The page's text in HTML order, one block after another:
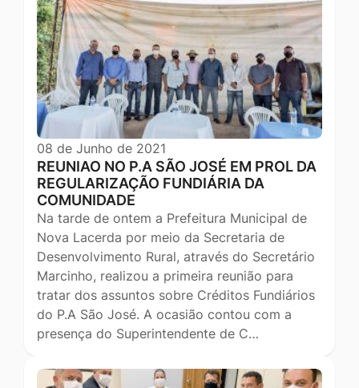
08 de Junho de 2021
REUNIAO NO P.A SÃO JOSÉ EM PROL DA
REGULARIZAÇÃO FUNDIÁRIA DA
COMUNIDADE
Na tarde de ontem a Prefeitura Municipal de
Nova Lacerda por meio da Secretaria de
Desenvolvimento Rural, através do Secretário
Marcinho, realizou a primeira reunião para
tratar dos assuntos sobre Créditos Fundiários
do P.A São José. A ocasião contou com a
presença do Superintendente de C…